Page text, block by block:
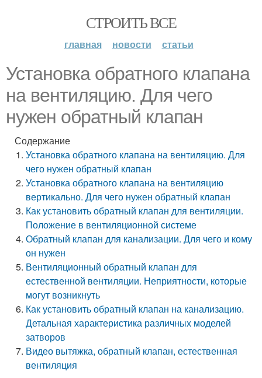
СТРОИТЬ ВСЕ
главная новости статьи
Установка обратного клапана
на вентиляцию. Для чего
нужен обратный клапан
Содержание
Установка обратного клапана на вентиляцию. Для
чего нужен обратный клапан
Установка обратного клапана на вентиляцию
вертикально. Для чего нужен обратный клапан
Как установить обратный клапан для вентиляции.
Положение в вентиляционной системе
Обратный клапан для канализации. Для чего и кому
он нужен
Вентиляционный обратный клапан для
естественной вентиляции. Неприятности, которые
могут возникнуть
Как установить обратный клапан на канализацию.
Детальная характеристика различных моделей
затворов
Видео вытяжка, обратный клапан, естественная
вентиляция